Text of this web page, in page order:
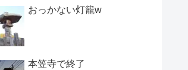
おっかない灯籠w
本笠寺で終了